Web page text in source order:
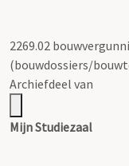
2269.02
(bouwdossiers/
Archiefdeel van
Mijn Studiezaal